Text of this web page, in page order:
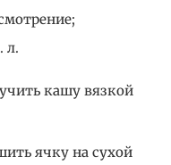
л.
кашу вязкой
ячку на сухой